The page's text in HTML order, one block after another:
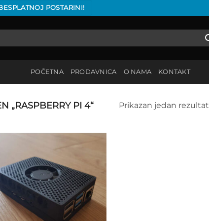
POSTARINI!
POČETNA PRODAVNICA O NAMA KONTAKT
„RASPBERRY PI 4“ Prikazan jedan rezultat
Add to